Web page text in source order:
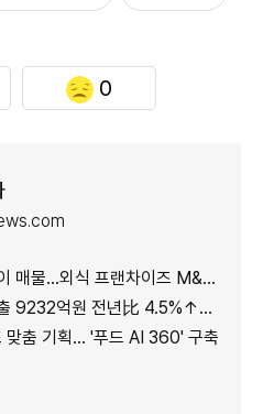
0
물…외식 프랜차이즈 M&A '활기'
원 전년比 4.5%↑…'식봄' 성장세 뚜렷
맞춤 기획… '푸드 AI 360' 구축